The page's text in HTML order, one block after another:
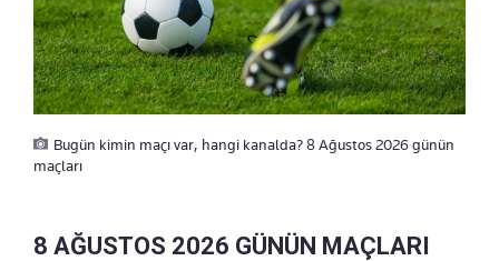
Bugün kimin maçı var, hangi kanalda? 8 Ağustos 2026 günün
maçları
8 AĞUSTOS 2026 GÜNÜN MAÇLARI